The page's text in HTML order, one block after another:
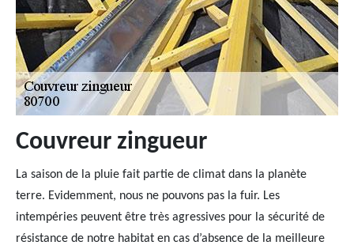
Couvreur zingueur
La saison de la pluie fait partie de climat dans la planète
terre. Evidemment, nous ne pouvons pas la fuir. Les
intempéries peuvent être très agressives pour la sécurité de
résistance de notre habitat en cas d’absence de la meilleure